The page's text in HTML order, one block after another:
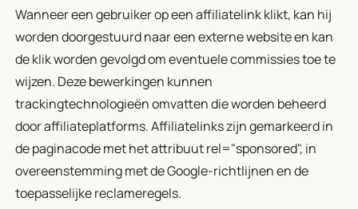
Wanneer een gebruiker op een affiliatelink klikt, kan hij
worden doorgestuurd naar een externe website en kan
de klik worden gevolgd om eventuele commissies toe te
wijzen. Deze bewerkingen kunnen
trackingtechnologieën omvatten die worden beheerd
door affiliateplatforms. Affiliatelinks zijn gemarkeerd in
de paginacode met het attribuut rel="sponsored", in
overeenstemming met de Google-richtlijnen en de
toepasselijke reclameregels.